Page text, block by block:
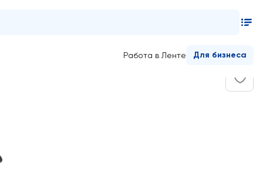
Работа в Ленте Для бизнеса